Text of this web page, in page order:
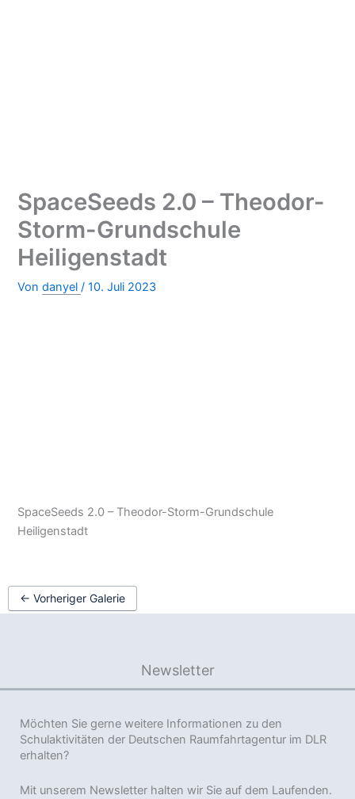
SpaceSeeds 2.0 – Theodor-
Storm-Grundschule
Heiligenstadt
Vondanyel/10. Juli 2023
SpaceSeeds 2.0 – Theodor-Storm-Grundschule
Heiligenstadt
← Vorheriger Galerie
Newsletter
Möchten Sie gerne weitere Informationen zu den
Schulaktivitäten der Deutschen Raumfahrtagentur im DLR
erhalten?
Mit unserem Newsletter halten wir Sie auf dem Laufenden.